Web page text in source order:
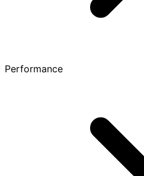
Performance